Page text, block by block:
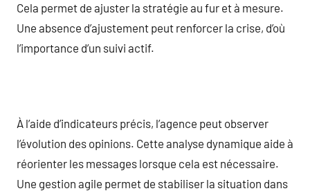
Cela permet de ajuster la stratégie au fur et à mesure.
Une absence d’ajustement peut renforcer la crise, d’où
l’importance d’un suivi actif.
À l’aide d’indicateurs précis, l’agence peut observer
l’évolution des opinions. Cette analyse dynamique aide à
réorienter les messages lorsque cela est nécessaire.
Une gestion agile permet de stabiliser la situation dans